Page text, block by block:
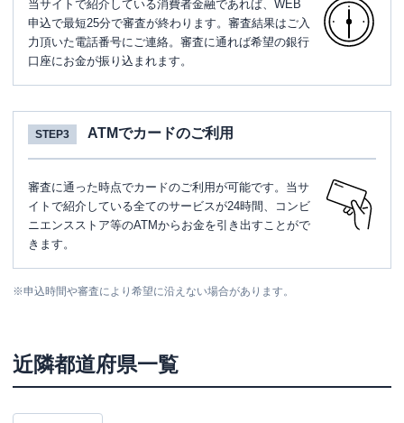
当サイトで紹介している消費者金融であれば、WEB
申込で最短25分で審査が終わります。審査結果はご入
力頂いた電話番号にご連絡。審査に通れば希望の銀行
口座にお金が振り込まれます。
STEP3 ATMでカードのご利用
審査に通った時点でカードのご利用が可能です。当サ
イトで紹介している全てのサービスが24時間、コンビ
ニエンスストア等のATMからお金を引き出すことがで
きます。
※申込時間や審査により希望に沿えない場合があります。
近隣都道府県一覧